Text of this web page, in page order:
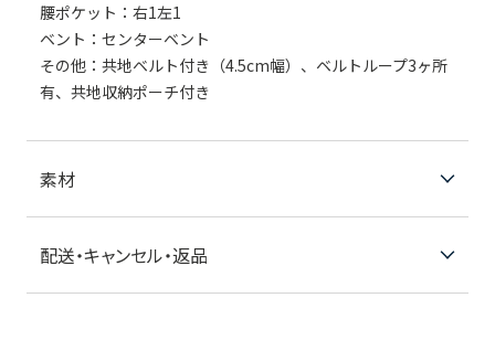
腰ポケット：右1左1
ベント：センターベント
その他：共地ベルト付き（4.5cm幅）、ベルトループ3ヶ所
有、共地収納ポーチ付き
素材
配送・キャンセル・返品